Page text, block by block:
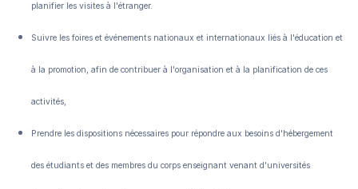
planifier les visites à l'étranger.
Suivre les foires et événements nationaux et internationaux liés à l'éducation et
à la promotion, afin de contribuer à l'organisation et à la planification de ces
activités,
Prendre les dispositions nécessaires pour répondre aux besoins d'hébergement
des étudiants et des membres du corps enseignant venant d'universités